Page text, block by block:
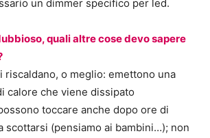
un dimmer specifico per led.
quali altre cose devo sapere
riscaldano, o meglio: emettono una
calore che viene dissipato
toccare anche dopo ore di
scottarsi (pensiamo ai bambini…); non